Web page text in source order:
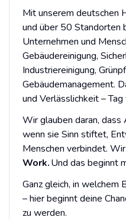
Mit unserem deutschen
und über 50 Standorten
Unternehmen und
Gebäudereinigung,
Industriereinigung,
Gebäudemanagement.
und Verlässlichkeit – Tag
Wir glauben daran,
wenn sie Sinn stiftet,
Menschen verbindet.
Work.Und das beginnt
Ganz gleich, in welchem
– hier beginnt deine
zu werden.